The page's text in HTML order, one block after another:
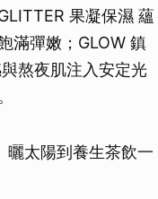
果凝保濕 蘊
滿彈嫩；GLOW 鎮
熬夜肌注入安定光
曬太陽到養生茶飲一